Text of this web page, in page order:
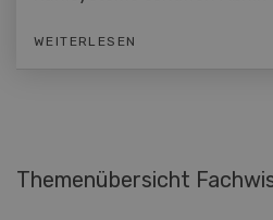
WEITERLESEN
Themenübersicht